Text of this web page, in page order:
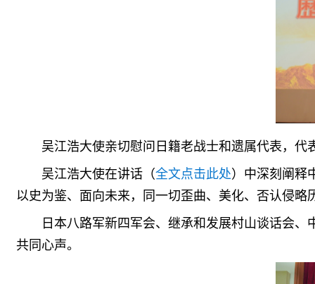
吴江浩大使亲切慰问日籍老战士和遗属代表，
吴江浩大使在讲话（全文点击此处）中深刻阐释
以史为鉴、面向未来，同一切歪曲、美化、否认侵
日本八路军新四军会、继承和发展村山谈话会
共同心声。